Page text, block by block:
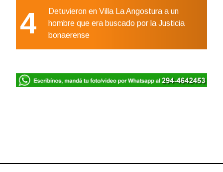
4
Detuvieron en Villa La Angostura a un
hombre que era buscado por la Justicia
bonaerense